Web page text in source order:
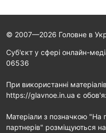
© 2007—2026 Головне в
Cуб'єкт у сфері онлайн-
06536
При використанні
https://glavnoe.in.ua є
Матеріали з позначкою
партнерів" розміщуються